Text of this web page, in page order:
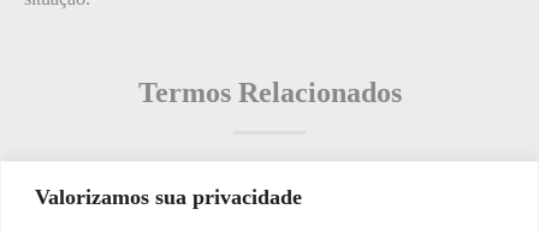
Valorizamos sua privacidade
Termos Relacionados
Termos populares